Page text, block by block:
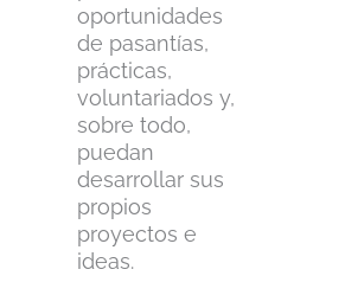
oportunidades
de pasantías,
prácticas,
voluntariados y,
sobre todo,
puedan
desarrollar sus
propios
proyectos e
ideas.